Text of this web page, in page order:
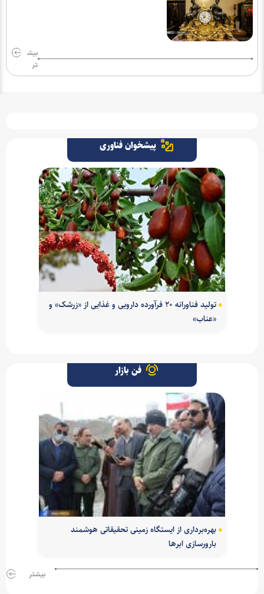
بیش
تر
پیشخوان فناوری
تولید فناورانه ۲۰ فرآورده دارویی و غذایی از «زرشک» و
«عناب»
فن بازار
بهره‌برداری از ایستگاه زمینی تحقیقاتی هوشمند
بارورسازی ابر‌ها
بیشتر